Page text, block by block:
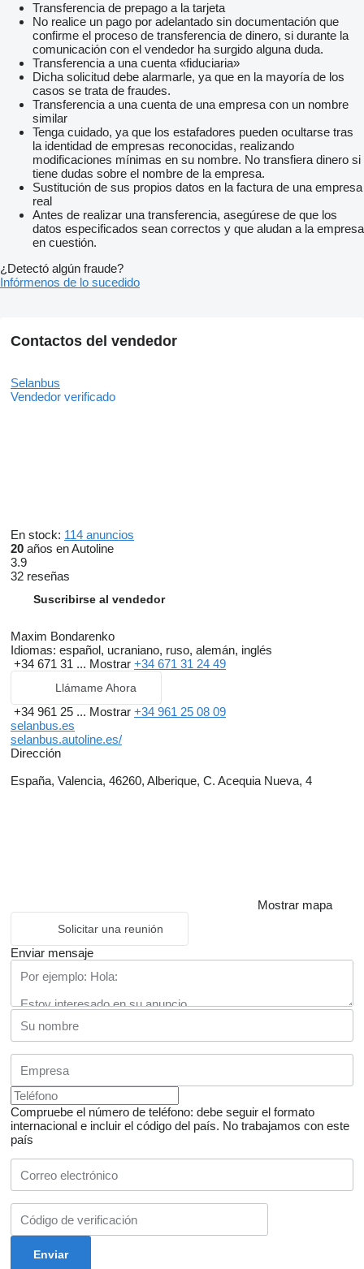
Transferencia de prepago a la tarjeta
No realice un pago por adelantado sin documentación que
confirme el proceso de transferencia de dinero, si durante la
comunicación con el vendedor ha surgido alguna duda.
Transferencia a una cuenta «fiduciaria»
Dicha solicitud debe alarmarle, ya que en la mayoría de los
casos se trata de fraudes.
Transferencia a una cuenta de una empresa con un nombre
similar
Tenga cuidado, ya que los estafadores pueden ocultarse tras
la identidad de empresas reconocidas, realizando
modificaciones mínimas en su nombre. No transfiera dinero si
tiene dudas sobre el nombre de la empresa.
Sustitución de sus propios datos en la factura de una empresa
real
Antes de realizar una transferencia, asegúrese de que los
datos especificados sean correctos y que aludan a la empresa
en cuestión.
¿Detectó algún fraude?
Infórmenos de lo sucedido
Contactos del vendedor
Selanbus
Vendedor verificado
En stock: 114 anuncios
20 años en Autoline
3.9
32 reseñas
Suscribirse al vendedor
Maxim Bondarenko
Idiomas: español, ucraniano, ruso, alemán, inglés
+34 671 31 ... Mostrar +34 671 31 24 49
Llámame Ahora
+34 961 25 ... Mostrar +34 961 25 08 09
selanbus.es
selanbus.autoline.es/
Dirección
España, Valencia, 46260, Alberique, C. Acequia Nueva, 4
Mostrar mapa
Solicitar una reunión
Enviar mensaje
Compruebe el número de teléfono: debe seguir el formato
internacional e incluir el código del país. No trabajamos con este
país